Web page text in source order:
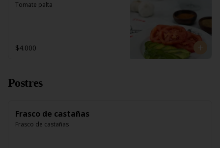
Tomate palta
$4.000
Postres
Frasco de castañas
Frasco de castañas